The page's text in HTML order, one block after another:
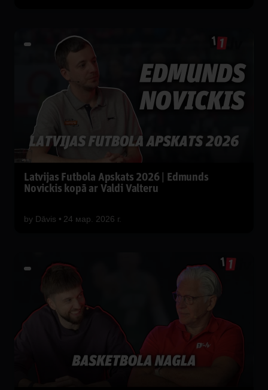
Latvijas Futbola Apskats 2026 | Edmunds
Novickis kopā ar Valdi Valteru
by Dāvis 24 мар. 2026 г.